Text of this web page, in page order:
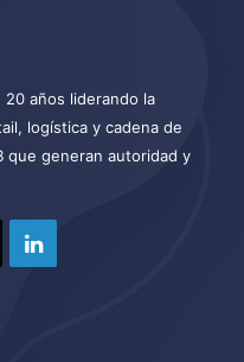
años liderando la
logística y cadena de
que generan autoridad y
LinkedIn